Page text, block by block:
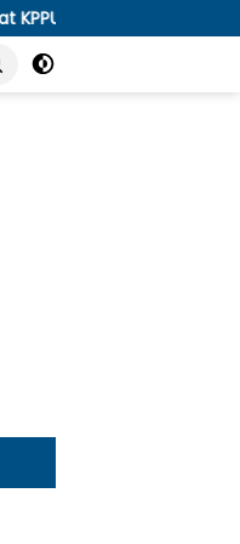
Tembakau